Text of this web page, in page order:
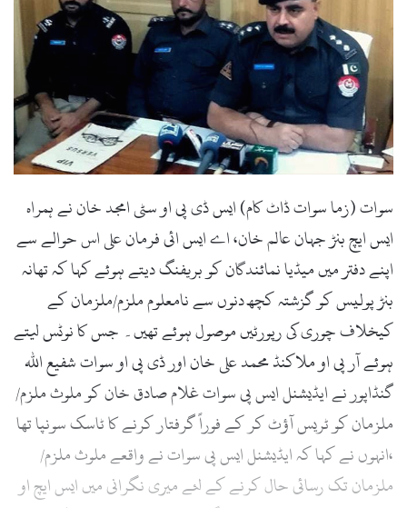
سوات (زما سوات ڈاٹ کام) ایس ڈی پی او سٹی امجد خان نے ہمراہ
ایس ایچ بنڑ جہان عالم خان، اے ایس ائی فرمان علی اس حوالے سے
اپنے دفتر میں میڈیا نمائندگان کو بریفنگ دیتے ہوئے کہا کہ تھانہ
بنڑ پولیس کو گزشتہ کچھ دنوں سے نامعلوم ملزم/ملزمان کے
کیخلاف چوری کی رپورٹیں موصول ہوئے تھیں۔ جس کا نوٹس لیتے
ہوئے آر پی او ملاکنڈ محمد علی خان اور ڈی پی او سوات شفیع اللہ
گنڈاپور نے ایڈیشنل ایس پی سوات غلام صادق خان کو ملوث ملزم/
ملزمان کو ٹریس آؤٹ کر کے فوراً گرفتار کرنے کا ٹاسک سونپا تھا
،انہوں نے کہا کہ ایڈیشنل ایس پی سوات نے واقعے ملوث ملزم/
ملزمان تک رسائی حال کرنے کے لئے میری نگرانی میں ایس ایچ او